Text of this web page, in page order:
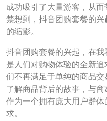
成功吸引了大量游客，从
禁想到，抖音团购套餐的
的缩影。
抖音团购套餐的兴起，在
是人们对购物体验的全新
们不再满足于单纯的商品
了解商品背后的故事，与
作为一个拥有庞大用户群
求。